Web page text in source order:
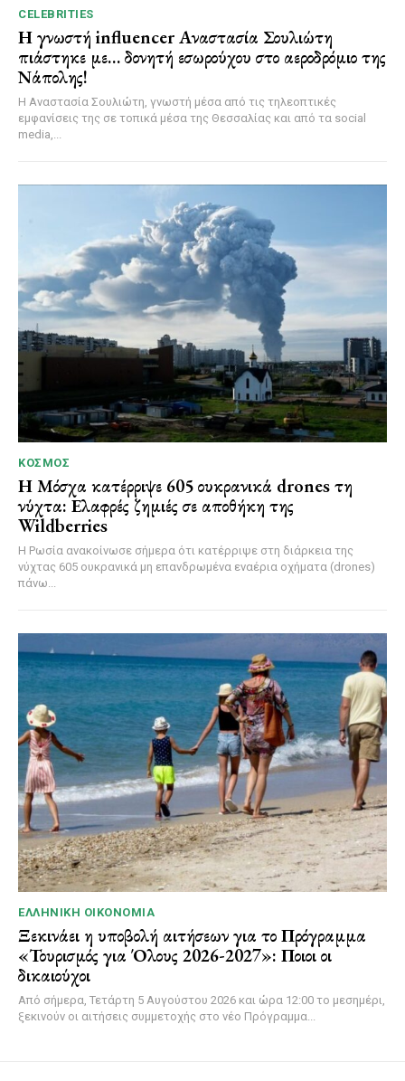
CELEBRITIES
Η γνωστή influencer Αναστασία Σουλιώτη
πιάστηκε με… δονητή εσωρούχου στο αεροδρόμιο της
Νάπολης!
Η Αναστασία Σουλιώτη, γνωστή μέσα από τις τηλεοπτικές
εμφανίσεις της σε τοπικά μέσα της Θεσσαλίας και από τα social
media,...
ΚΌΣΜΟΣ
Η Μόσχα κατέρριψε 605 ουκρανικά drones τη
νύχτα: Ελαφρές ζημιές σε αποθήκη της
Wildberries
Η Ρωσία ανακοίνωσε σήμερα ότι κατέρριψε στη διάρκεια της
νύχτας 605 ουκρανικά μη επανδρωμένα εναέρια οχήματα (drones)
πάνω...
ΕΛΛΗΝΙΚΉ ΟΙΚΟΝΟΜΊΑ
Ξεκινάει η υποβολή αιτήσεων για το Πρόγραμμα
«Τουρισμός για Όλους 2026-2027»: Ποιοι οι
δικαιούχοι
Από σήμερα, Τετάρτη 5 Αυγούστου 2026 και ώρα 12:00 το μεσημέρι,
ξεκινούν οι αιτήσεις συμμετοχής στο νέο Πρόγραμμα...